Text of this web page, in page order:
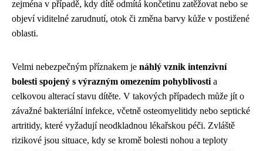
zejména v případě, kdy dítě odmítá končetinu zatěžovat nebo se
objeví viditelné zarudnutí, otok či změna barvy kůže v postižené
oblasti.
Velmi nebezpečným příznakem je náhlý vznik intenzivní
bolesti spojený s výrazným omezením pohyblivosti a
celkovou alterací stavu dítěte. V takových případech může jít o
závažné bakteriální infekce, včetně osteomyelitidy nebo septické
artritidy, které vyžadují neodkladnou lékařskou péči. Zvláště
rizikové jsou situace, kdy se kromě bolesti nohou a teploty